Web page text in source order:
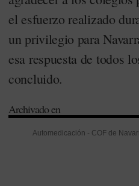
el esfuerzo realizado
un privilegio para
esa respuesta de todos
concluido.
Archivado en
Automedicación - COF de